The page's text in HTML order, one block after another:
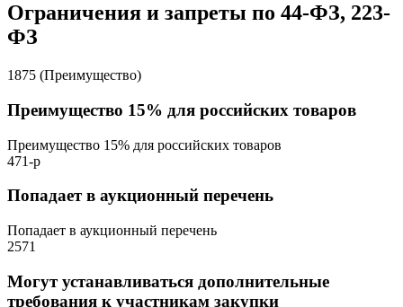
Ограничения и запреты по 44-ФЗ, 223-
ФЗ
1875 (Преимущество)
Преимущество 15% для российских товаров
Преимущество 15% для российских товаров
471-р
Попадает в аукционный перечень
Попадает в аукционный перечень
2571
Могут устанавливаться дополнительные
требования к участникам закупки